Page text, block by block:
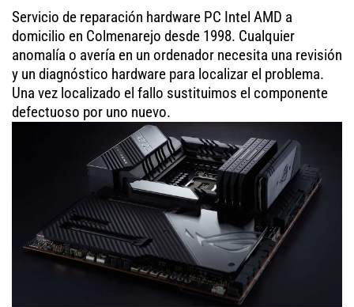
Servicio de reparación hardware PC Intel AMD a
domicilio en Colmenarejo desde 1998. Cualquier
anomalía o avería en un ordenador necesita una revisión
y un diagnóstico hardware para localizar el problema.
Una vez localizado el fallo sustituimos el componente
defectuoso por uno nuevo.